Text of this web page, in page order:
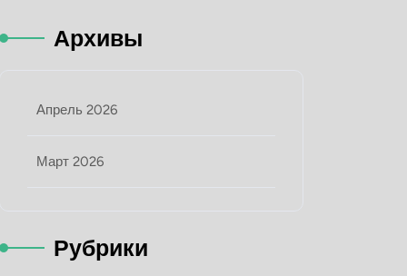
Архивы
Апрель 2026
Март 2026
Рубрики